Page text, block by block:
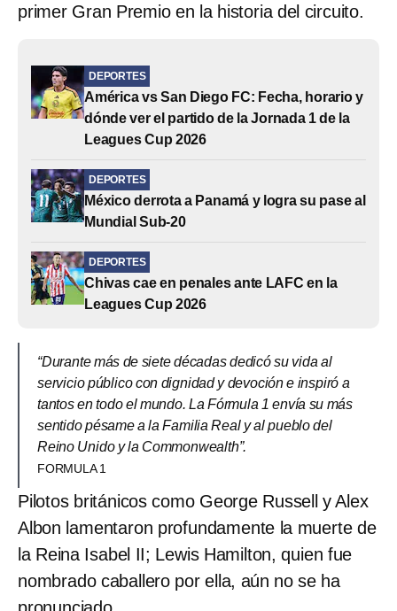
primer Gran Premio en la historia del circuito.
DEPORTES
América vs San Diego FC: Fecha, horario y
dónde ver el partido de la Jornada 1 de la
Leagues Cup 2026
DEPORTES
México derrota a Panamá y logra su pase al
Mundial Sub-20
DEPORTES
Chivas cae en penales ante LAFC en la
Leagues Cup 2026
“Durante más de siete décadas dedicó su vida al
servicio público con dignidad y devoción e inspiró a
tantos en todo el mundo. La Fórmula 1 envía su más
sentido pésame a la Familia Real y al pueblo del
Reino Unido y la Commonwealth”.
FORMULA 1
Pilotos británicos como George Russell y Alex
Albon lamentaron profundamente la muerte de
la Reina Isabel II; Lewis Hamilton, quien fue
nombrado caballero por ella, aún no se ha